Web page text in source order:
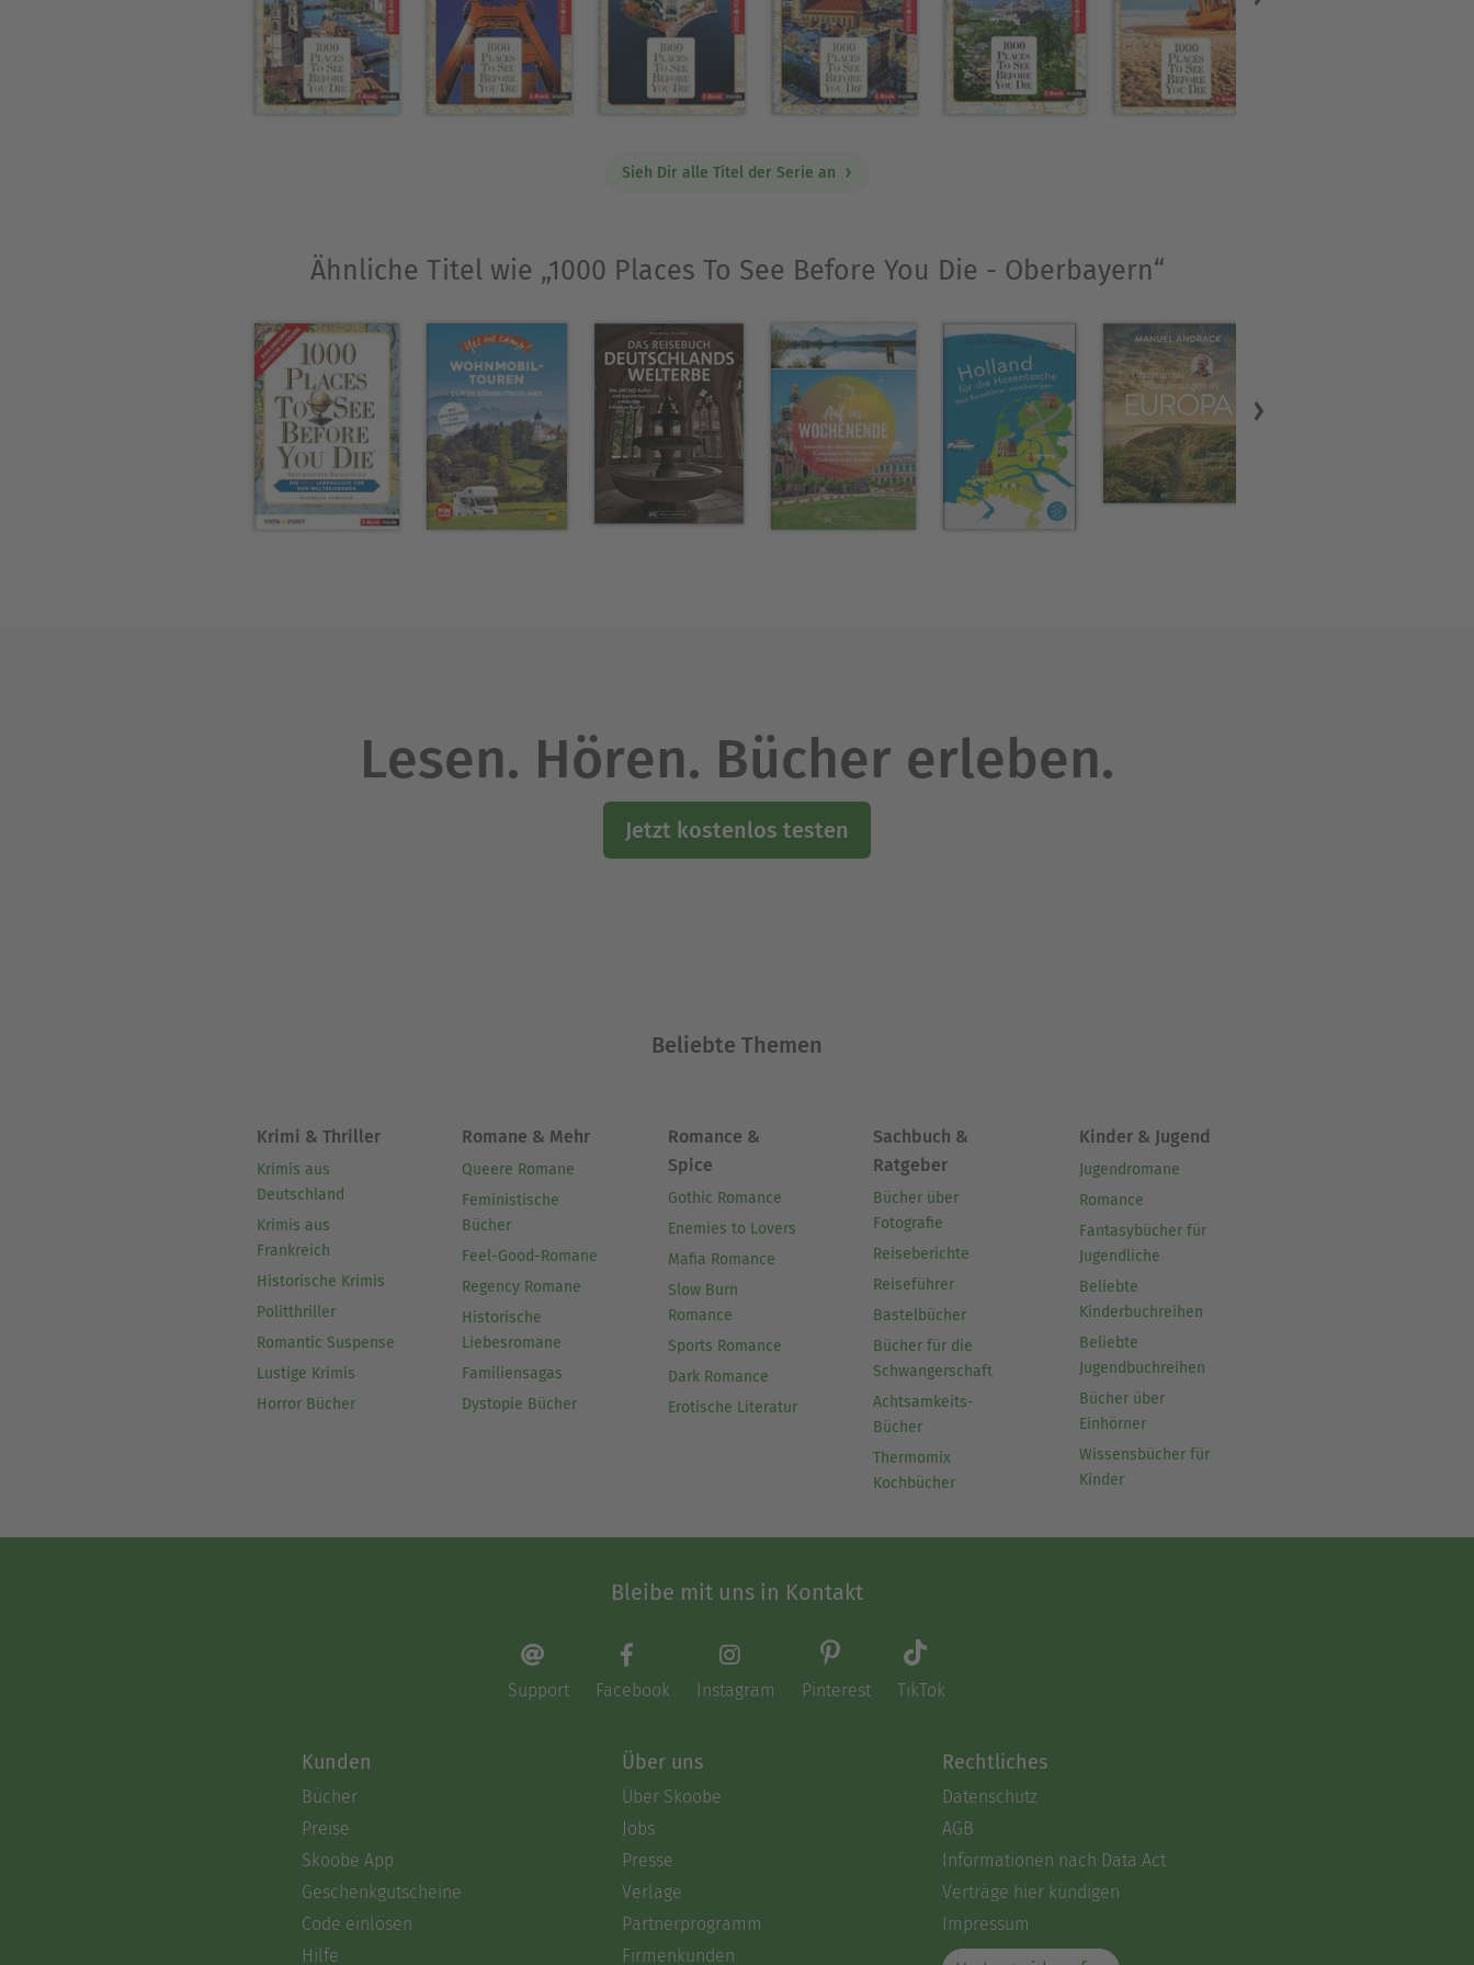
anderen Regionen.Die sieben Regierungsbezirke Bayerns umfassen eine Gesamtfläche von 70 553
Quadratkilometern, wovon allein 17 530 auf Oberbayern entfallen. Das Land südlich von Altmühl und
Donau reicht im Westen bis Landsberg und, weiter südlich, Füssen am Lech. Im Osten bilden Salzach und
Marlis Kappelhoff: Nach dem Studium der Publizistik und der Ausbildung zur Fotojournalistin folgten
Danach kehrte Marlis Kappelhoff in ihre Wahlheimat München zurück, wo sie zuerst im Pressereferat des
Goethe-Instituts arbeitete, bevor sie als Lektorin in einem Reisebuchverlag anfing. Heute ist sie als freie
Autorin tätig. Fotos und Beiträge ihrer Reisen kreuz und quer durch Europa wurden in diversen
Publikationen veröffentlicht.
Ausblenden
Sieh Dir alle Titel der Serie an
Ähnliche Titel wie „1000 Places To See Before You Die - Oberbayern“
Lesen. Hören. Bücher erleben.
Jetzt kostenlos testen
Beliebte Themen
Krimi & Thriller
Krimis aus
Deutschland
Krimis aus
Frankreich
Historische Krimis
Politthriller
Romantic Suspense
Lustige Krimis
Horror Bücher
Romane & Mehr
Queere Romane
Feministische
Bücher
Feel-Good-Romane
Regency Romane
Historische
Liebesromane
Familiensagas
Dystopie Bücher
Romance &
Spice
Gothic Romance
Enemies to Lovers
Mafia Romance
Slow Burn
Romance
Sports Romance
Dark Romance
Erotische Literatur
Sachbuch &
Ratgeber
Bücher über
Fotografie
Reiseberichte
Reiseführer
Bastelbücher
Bücher für die
Schwangerschaft
Achtsamkeits-
Bücher
Thermomix
Kochbücher
Kinder & Jugend
Jugendromane
Romance
Fantasybücher für
Jugendliche
Beliebte
Kinderbuchreihen
Beliebte
Jugendbuchreihen
Bücher über
Einhörner
Wissensbücher für
Kinder
Bleibe mit uns in Kontakt
Support Facebook Instagram Pinterest TikTok
Kunden
Bücher
Preise
Skoobe App
Geschenkgutscheine
Code einlösen
Hilfe
Über uns
Über Skoobe
Jobs
Presse
Verlage
Partnerprogramm
Firmenkunden
Rechtliches
Datenschutz
AGB
Informationen nach Data Act
Verträge hier kündigen
Impressum